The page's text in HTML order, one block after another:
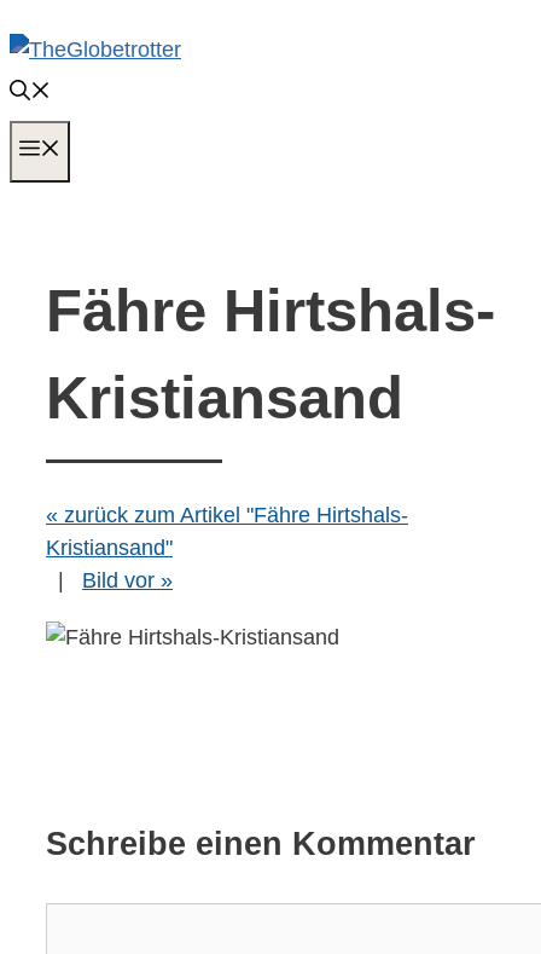
Inhalt
springen
Fähre Hirtshals-
Kristiansand
« zurück zum Artikel "Fähre Hirtshals-
Kristiansand"
|
Bild vor »
Schreibe einen Kommentar